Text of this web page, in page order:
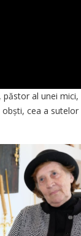
al unei mici,
cea a sutelor